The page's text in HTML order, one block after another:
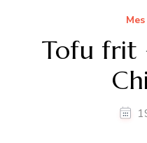
Tofu frit